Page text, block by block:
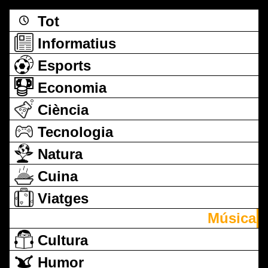
Tot
Informatius
Esports
Economia
Ciència
Tecnologia
Natura
Cuina
Viatges
Música
Cultura
Humor